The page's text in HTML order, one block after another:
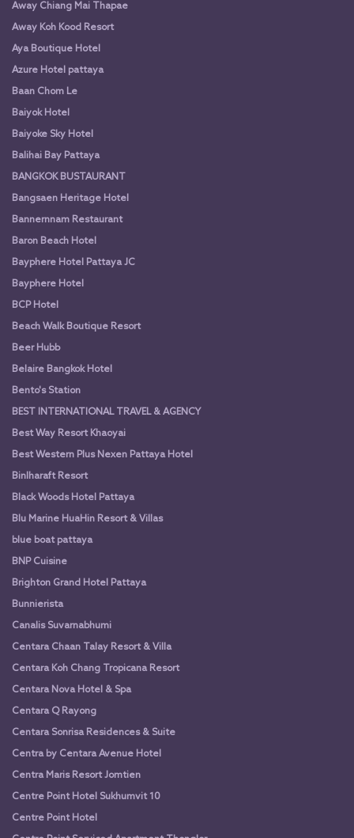
Away Chiang Mai Thapae
Away Koh Kood Resort
Aya Boutique Hotel
Azure Hotel pattaya
Baan Chom Le
Baiyok Hotel
Baiyoke Sky Hotel
Balihai Bay Pattaya
BANGKOK BUSTAURANT
Bangsaen Heritage Hotel
Bannernnam Restaurant
Baron Beach Hotel
Bayphere Hotel Pattaya JC
Bayphere Hotel
BCP Hotel
Beach Walk Boutique Resort
Beer Hubb
Belaire Bangkok Hotel
Bento's Station
BEST INTERNATIONAL TRAVEL & AGENCY
Best Way Resort Khaoyai
Best Western Plus Nexen Pattaya Hotel
Binlharaft Resort
Black Woods Hotel Pattaya
Blu Marine HuaHin Resort & Villas
blue boat pattaya
BNP Cuisine
Brighton Grand Hotel Pattaya
Bunnierista
Canalis Suvarnabhumi
Centara Chaan Talay Resort & Villa
Centara Koh Chang Tropicana Resort
Centara Nova Hotel & Spa
Centara Q Rayong
Centara Sonrisa Residences & Suite
Centra by Centara Avenue Hotel
Centra Maris Resort Jomtien
Centre Point Hotel Sukhumvit 10
Centre Point Hotel